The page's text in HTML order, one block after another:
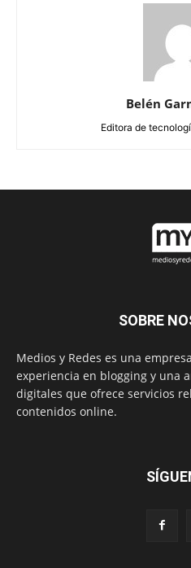
Belén
Editora de
SOBRE
Medios y Redes es una
experiencia en blogging y una
digitales que ofrece servicios
contenidos online.